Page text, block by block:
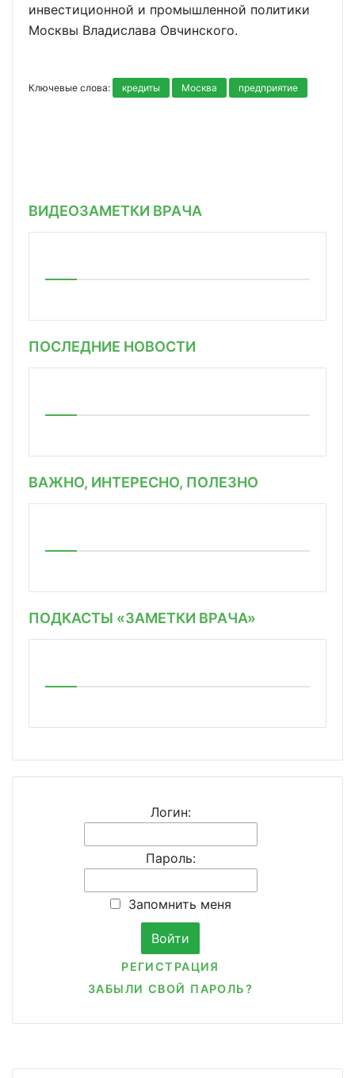
инвестиционной и промышленной политики
Москвы Владислава Овчинского.
Ключевые слова: кредиты Москва предприятие
ВИДЕОЗАМЕТКИ ВРАЧА
ПОСЛЕДНИЕ НОВОСТИ
ВАЖНО, ИНТЕРЕСНО, ПОЛЕЗНО
ПОДКАСТЫ «ЗАМЕТКИ ВРАЧА»
Логин:
Пароль:
Запомнить меня
РЕГИСТРАЦИЯ
ЗАБЫЛИ СВОЙ ПАРОЛЬ?